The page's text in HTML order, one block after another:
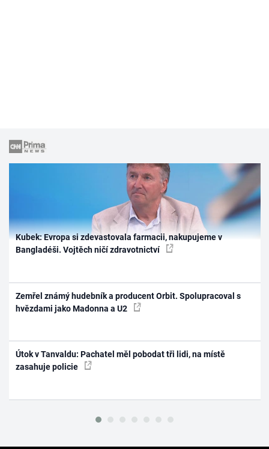
Kubek: Evropa si zdevastovala farmacii, nakupujeme v
Bangladéši. Vojtěch ničí zdravotnictví
Zemřel známý hudebník a producent Orbit. Spolupracoval s
hvězdami jako Madonna a U2
Útok v Tanvaldu: Pachatel měl pobodat tři lidi, na místě
zasahuje policie